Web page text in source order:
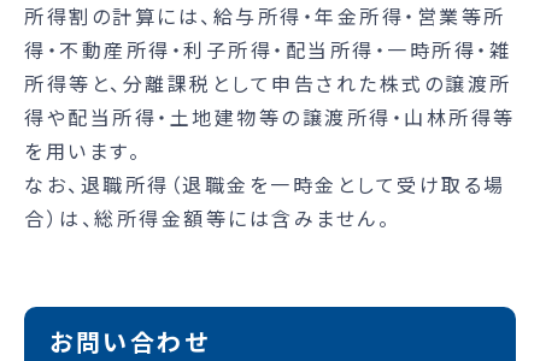
所得割の計算には、給与所得・年金所得・営業等所
得・不動産所得・利子所得・配当所得・一時所得・雑
所得等と、分離課税として申告された株式の譲渡所
得や配当所得・土地建物等の譲渡所得・山林所得等
を用います。
なお、退職所得（退職金を一時金として受け取る場
合）は、総所得金額等には含みません。
お問い合わせ